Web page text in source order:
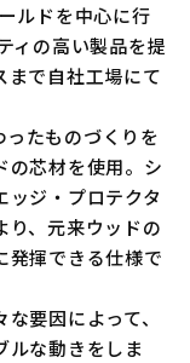
ルドを中心に行
ィの高い製品を提
まで自社工場にて
たものづくりを
の芯材を使用。シ
ッジ・プロテクタ
り、元来ウッドの
発揮できる仕様で
要因によって、
ルな動きをしま